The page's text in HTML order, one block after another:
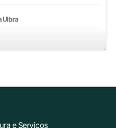
Ulbra
e Serviços